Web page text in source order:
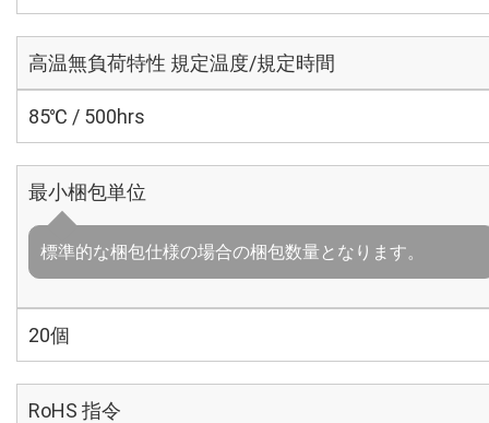
高温無負荷特性 規定温度/規定時間
85℃ / 500hrs
最小梱包単位
標準的な梱包仕様の場合の梱包数量となります。
20個
RoHS 指令